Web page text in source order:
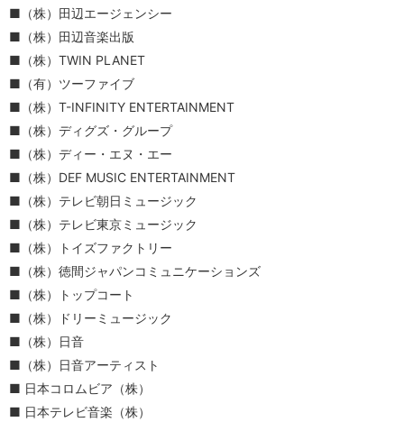
（株）田辺エージェンシー
（株）田辺音楽出版
（株）TWIN PLANET
（有）ツーファイブ
（株）T-INFINITY ENTERTAINMENT
（株）ディグズ・グループ
（株）ディー・エヌ・エー
（株）DEF MUSIC ENTERTAINMENT
（株）テレビ朝日ミュージック
（株）テレビ東京ミュージック
（株）トイズファクトリー
（株）徳間ジャパンコミュニケーションズ
（株）トップコート
（株）ドリーミュージック
（株）日音
（株）日音アーティスト
日本コロムビア（株）
日本テレビ音楽（株）